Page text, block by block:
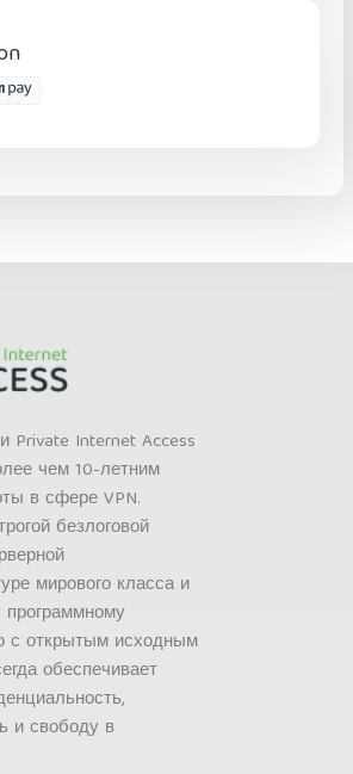
Private Internet Access
чем 10-летним
в сфере VPN.
безлоговой
мирового класса и
программному
с открытым исходным
обеспечивает
и свободу в